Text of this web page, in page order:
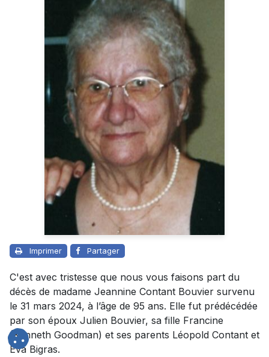
Imprimer Partager
C'est avec tristesse que nous vous faisons part du
décès de madame Jeannine Contant Bouvier survenu
le 31 mars 2024, à l’âge de 95 ans. Elle fut prédécédée
par son époux Julien Bouvier, sa fille Francine
(Kenneth Goodman) et ses parents Léopold Contant et
Eva Bigras.